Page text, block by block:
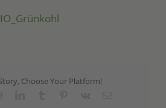
Choose Your Platform!